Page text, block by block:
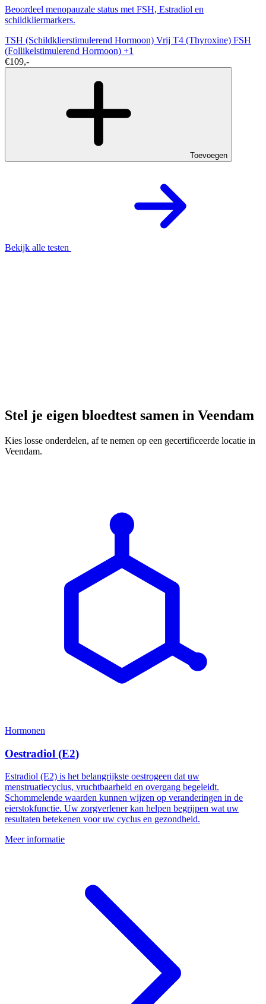
Beoordeel menopauzale status met FSH, Estradiol en
schildkliermarkers.
TSH (Schildklierstimulerend Hormoon) Vrij T4 (Thyroxine) FSH
(Follikelstimulerend Hormoon) +1
€109,-
Toevoegen
Bekijk alle testen
Stel je eigen bloedtest samen in Veendam
Kies losse onderdelen, af te nemen op een gecertificeerde locatie in
Veendam.
Hormonen
Oestradiol (E2)
Estradiol (E2) is het belangrijkste oestrogeen dat uw
menstruatiecyclus, vruchtbaarheid en overgang begeleidt.
Schommelende waarden kunnen wijzen op veranderingen in de
eierstokfunctie. Uw zorgverlener kan helpen begrijpen wat uw
resultaten betekenen voor uw cyclus en gezondheid.
Meer informatie